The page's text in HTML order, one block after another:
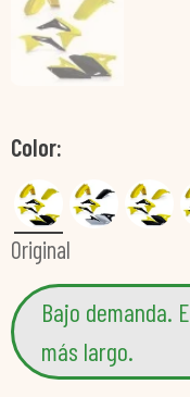
Color
Original
Bajo demanda.
más largo.